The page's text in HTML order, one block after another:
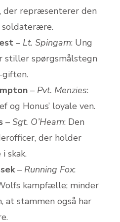
der repræsenterer den
soldaterære.
– Lt. Spingarn: Ung
stiller spørgsmålstegn
– Pvt. Menzies:
og Honus’ loyale ven.
– Sgt. O’Hearn: Den
der holder
skak.
– Running Fox:
kampfælle; minder
at stammen også har